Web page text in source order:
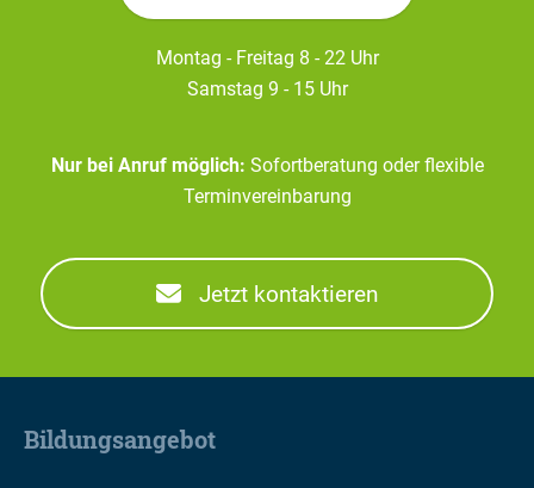
Montag - Freitag 8 - 22 Uhr
Samstag 9 - 15 Uhr
Nur bei Anruf möglich: Sofortberatung oder flexible
Terminvereinbarung
Jetzt kontaktieren
Bildungsangebot